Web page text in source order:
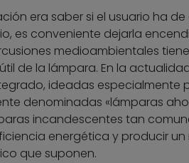
era saber si el usuario ha
es conveniente dejarla
medioambientales
de la lámpara. En la
ideadas especialmente
denominadas «lámparas
incandescentes tan
energética y producir
que suponen.